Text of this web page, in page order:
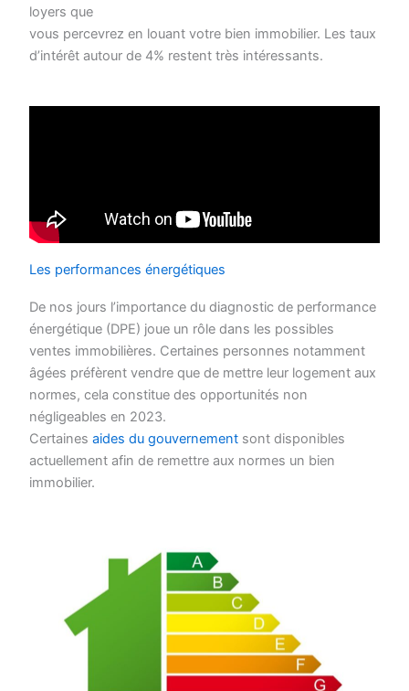
loyers que
vous percevrez en louant votre bien immobilier. Les taux
d’intérêt autour de 4% restent très intéressants.
Les performances énergétiques
De nos jours l’importance du diagnostic de performance
énergétique (DPE) joue un rôle dans les possibles
ventes immobilières. Certaines personnes notamment
âgées préfèrent vendre que de mettre leur logement aux
normes, cela constitue des opportunités non
négligeables en 2023.
Certainesaides du gouvernement sont disponibles
actuellement afin de remettre aux normes un bien
immobilier.